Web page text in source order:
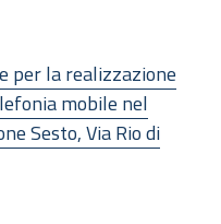
per la realizzazione
mobile nel
Sesto, Via Rio di